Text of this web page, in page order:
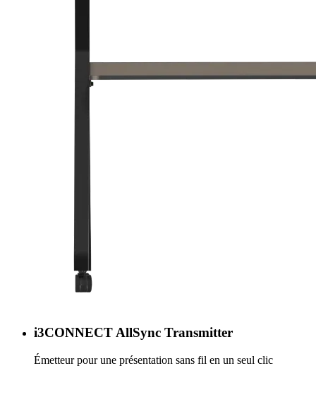
i3CONNECT AllSync Transmitter
Émetteur pour une présentation sans fil en un seul clic